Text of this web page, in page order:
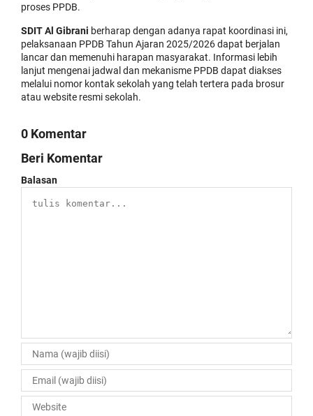
proses PPDB.
SDIT Al Gibrani berharap dengan adanya rapat koordinasi ini,
pelaksanaan PPDB Tahun Ajaran 2025/2026 dapat berjalan
lancar dan memenuhi harapan masyarakat. Informasi lebih
lanjut mengenai jadwal dan mekanisme PPDB dapat diakses
melalui nomor kontak sekolah yang telah tertera pada brosur
atau website resmi sekolah.
0 Komentar
Beri Komentar
Balasan